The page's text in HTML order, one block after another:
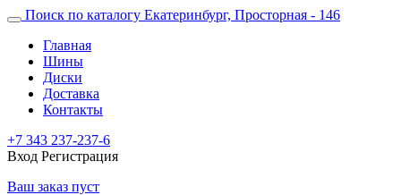
Поиск по каталогу Екатеринбург, Просторная - 146
Главная
Шины
Диски
Доставка
Контакты
+7 343 237-237-6
Вход Регистрация
Ваш заказ пуст